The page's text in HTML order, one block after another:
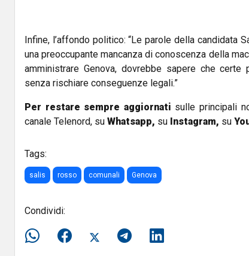
Infine, l’affondo politico: “Le parole della candidata
una preoccupante mancanza di conoscenza della
amministrare Genova, dovrebbe sapere che
senza rischiare conseguenze legali.”
Per restare sempre aggiornati sulle principali
canale Telenord, su Whatsapp, su Instagram, su
Tags:
salis rosso comunali Genova
Condividi: